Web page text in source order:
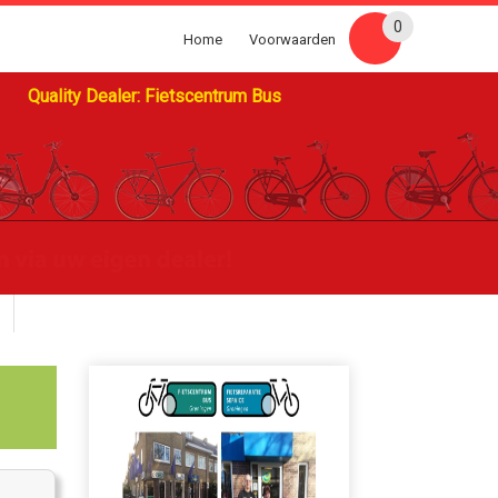
Quality Dealer: Fietscentrum Bus
Home Voorwaarden
0